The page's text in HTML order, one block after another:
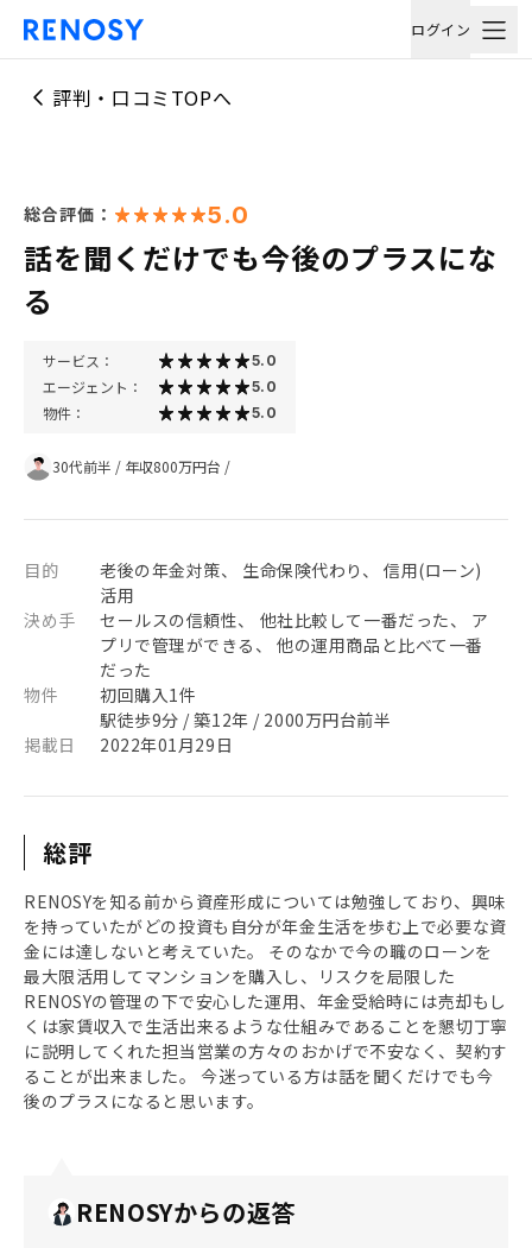
ログイン
評判・口コミTOPへ
総合評価： 5.0
話を聞くだけでも今後のプラスにな
る
サービス： 5.0
エージェント： 5.0
物件： 5.0
30代前半 / 年収800万円台 /
目的
老後の年金対策、 生命保険代わり、 信用(ローン)
活用
決め手
セールスの信頼性、 他社比較して一番だった、 ア
プリで管理ができる、 他の運用商品と比べて一番
だった
物件
初回購入1件
駅徒歩9分 / 築12年 / 2000万円台前半
掲載日
2022年01月29日
総評
RENOSYを知る前から資産形成については勉強しており、興味
を持っていたがどの投資も自分が年金生活を歩む上で必要な資
金には達しないと考えていた。 そのなかで今の職のローンを
最大限活用してマンションを購入し、リスクを局限した
RENOSYの管理の下で安心した運用、年金受給時には売却もし
くは家賃収入で生活出来るような仕組みであることを懇切丁寧
に説明してくれた担当営業の方々のおかげで不安なく、契約す
ることが出来ました。 今迷っている方は話を聞くだけでも今
後のプラスになると思います。
RENOSYからの返答